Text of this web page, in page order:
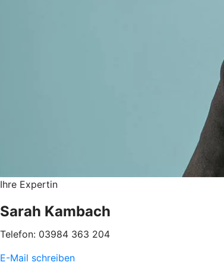
Ihre Expertin
Sarah Kambach
Telefon: 03984 363 204
E-Mail schreiben